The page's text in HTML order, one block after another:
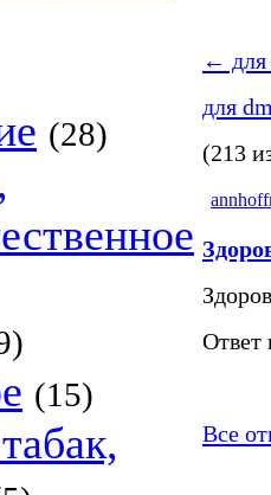
(28)
(15)
←
для
(213
Ответ
Все